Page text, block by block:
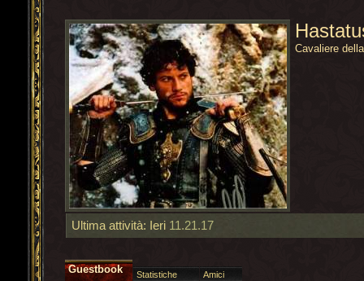
Cavaliere
Ultima attività: Ieri 11.21.17
Guestbook Statistiche Amici